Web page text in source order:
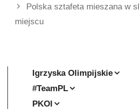
Polska sztafeta mieszana w
miejscu
Igrzyska Olimpijskie
#TeamPL
PKOl